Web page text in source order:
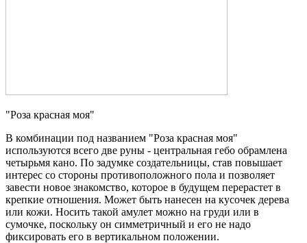
"Роза красная моя"
В комбинации под названием "Роза красная моя"
используются всего две руны - центральная гебо обрамлена
четырьмя кано. По задумке создательницы, став повышает
интерес со стороны противоположного пола и позволяет
завести новое знакомство, которое в будущем перерастет в
крепкие отношения. Может быть нанесен на кусочек дерева
или кожи. Носить такой амулет можно на груди или в
сумочке, поскольку он симметричный и его не надо
фиксировать его в вертикальном положении.